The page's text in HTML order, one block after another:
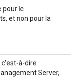
pour le
et non pour la
c'est-à-dire
Server,